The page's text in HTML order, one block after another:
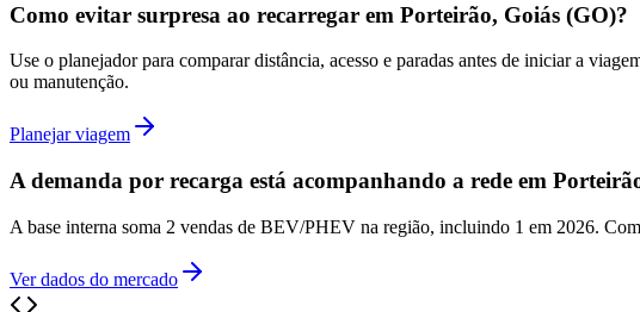
Como evitar surpresa ao recarregar em Porteirão, Goiás (GO)?
Use o planejador para comparar distância, acesso e paradas antes de iniciar a
ou manutenção.
Planejar viagem
A demanda por recarga está acompanhando a rede em
A base interna soma 2 vendas de BEV/PHEV na região, incluindo 1 em 2026.
Ver dados do mercado